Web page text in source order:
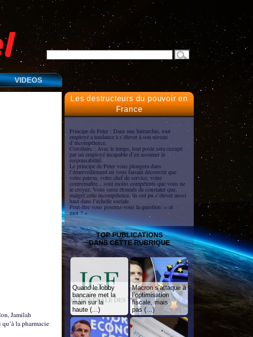
VIDEOS
Jamilah
la pharmacie
Les destructeurs du pouvoir en
France
Principe de Peter : Dans une hiérarchie, tout
employé a tendance à s’élever à son niveau
d’incompétence.
Corollaire : Avec le temps, tout poste sera occupé
par un employé incapable d’en assumer la
responsabilité.
Le principe de Peter vous plongera dans
l’émerveillement en vous faisant découvrir que
votre patron, votre chef de service, votre
contremaître... sont moins compétents que vous ne
le croyez. Vous serez étonnés de constater que,
malgré cette incompétence, ils ont pu s’élever aussi
haut dans l’échelle sociale.
Peut-être vous poserez-vous la question :« et
moi ? »
TOP PUBLICATIONS
DANS CETTE RUBRIQUE
Quand le lobby
bancaire met la
main sur la
haute (…)
Macron s’attaque à
l’optimisation
fiscale, mais
pas (…)